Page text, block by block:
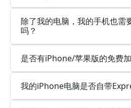
除了我的电脑，我的手机也需
吗？
是否有iPhone/苹果版的免费
我的iPhone电脑是否自带